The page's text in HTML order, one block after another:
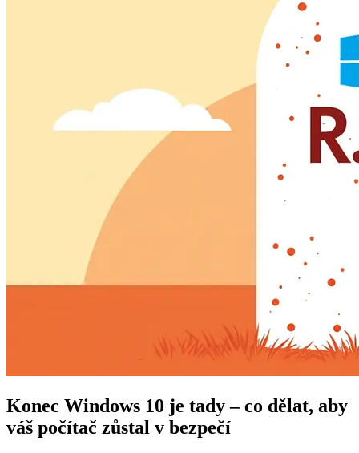
Konec Windows 10 je tady – co dělat, aby
váš počítač zůstal v bezpečí